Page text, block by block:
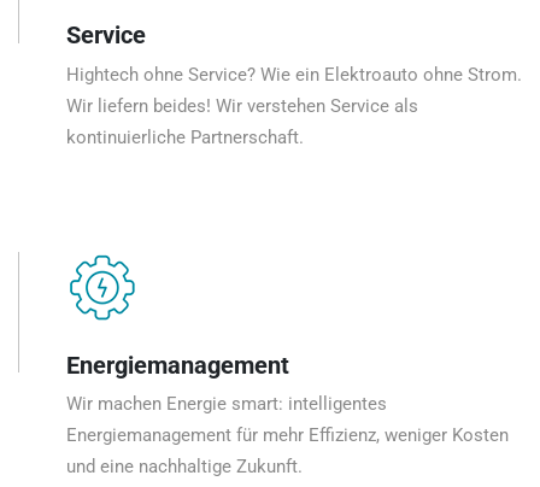
Service
Hightech ohne Service? Wie ein Elektroauto ohne Strom.
Wir liefern beides! Wir verstehen Service als
kontinuierliche Partnerschaft.
Energiemanagement
Wir machen Energie smart: intelligentes
Energiemanagement für mehr Effizienz, weniger Kosten
und eine nachhaltige Zukunft.